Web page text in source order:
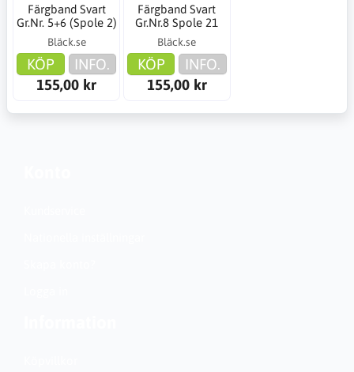
Färgband Svart
Gr.Nr. 5+6 (Spole 2)
Bläck.se
KÖP
INFO.
155,00 kr
Färgband Svart
Gr.Nr.8 Spole 21
Bläck.se
KÖP
INFO.
155,00 kr